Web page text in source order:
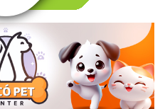
v
g
t
i
o
n